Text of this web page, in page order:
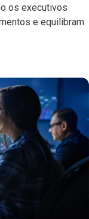
os executivos
e equilibram